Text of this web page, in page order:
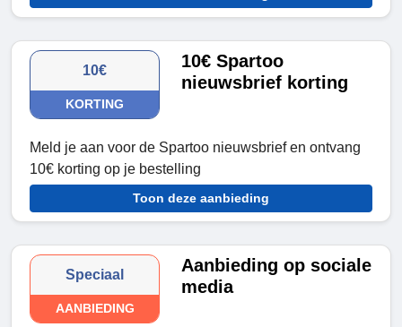
10€
KORTING
10€ Spartoo
nieuwsbrief korting
Meld je aan voor de Spartoo nieuwsbrief en ontvang
10€ korting op je bestelling
Toon deze aanbieding
Speciaal
AANBIEDING
Aanbieding op sociale
media